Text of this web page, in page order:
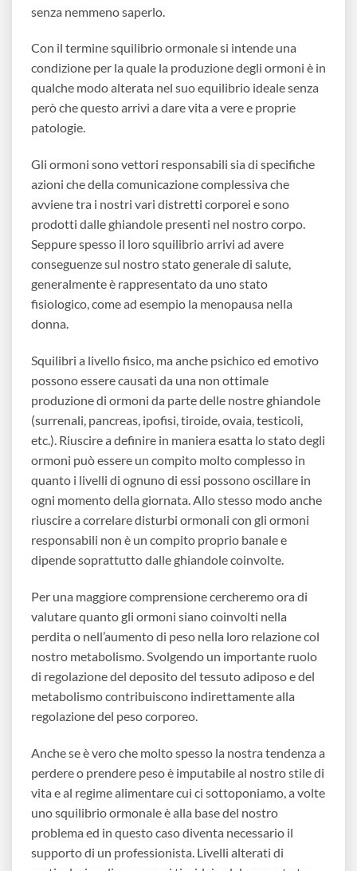
senza nemmeno saperlo.
Con il termine squilibrio ormonale si intende una
condizione per la quale la produzione degli ormoni è in
qualche modo alterata nel suo equilibrio ideale senza
però che questo arrivi a dare vita a vere e proprie
patologie.
Gli ormoni sono vettori responsabili sia di specifiche
azioni che della comunicazione complessiva che
avviene tra i nostri vari distretti corporei e sono
prodotti dalle ghiandole presenti nel nostro corpo.
Seppure spesso il loro squilibrio arrivi ad avere
conseguenze sul nostro stato generale di salute,
generalmente è rappresentato da uno stato
fisiologico, come ad esempio la menopausa nella
donna.
Squilibri a livello fisico, ma anche psichico ed emotivo
possono essere causati da una non ottimale
produzione di ormoni da parte delle nostre ghiandole
(surrenali, pancreas, ipofisi, tiroide, ovaia, testicoli,
etc.). Riuscire a definire in maniera esatta lo stato degli
ormoni può essere un compito molto complesso in
quanto i livelli di ognuno di essi possono oscillare in
ogni momento della giornata. Allo stesso modo anche
riuscire a correlare disturbi ormonali con gli ormoni
responsabili non è un compito proprio banale e
dipende soprattutto dalle ghiandole coinvolte.
Per una maggiore comprensione cercheremo ora di
valutare quanto gli ormoni siano coinvolti nella
perdita o nell’aumento di peso nella loro relazione col
nostro metabolismo. Svolgendo un importante ruolo
di regolazione del deposito del tessuto adiposo e del
metabolismo contribuiscono indirettamente alla
regolazione del peso corporeo.
Anche se è vero che molto spesso la nostra tendenza a
perdere o prendere peso è imputabile al nostro stile di
vita e al regime alimentare cui ci sottoponiamo, a volte
uno squilibrio ormonale è alla base del nostro
problema ed in questo caso diventa necessario il
supporto di un professionista. Livelli alterati di